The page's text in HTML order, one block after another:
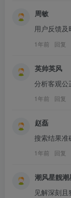
周敏
用户反馈及
1年前 回复
英帅英风
分析客观公
1年前 回复
赵磊
搜索结果准
1年前 回复
潮风星靓潮
见解深刻